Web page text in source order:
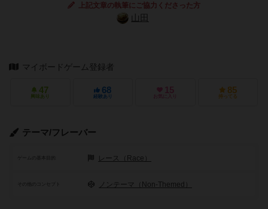
上記文章の執筆にご協力くださった方
山田
マイボードゲーム登録者
47
興味あり
68
経験あり
15
お気に入り
85
持ってる
テーマ/フレーバー
レース（Race）
その他のコンセプト ノンテーマ（Non-Themed）